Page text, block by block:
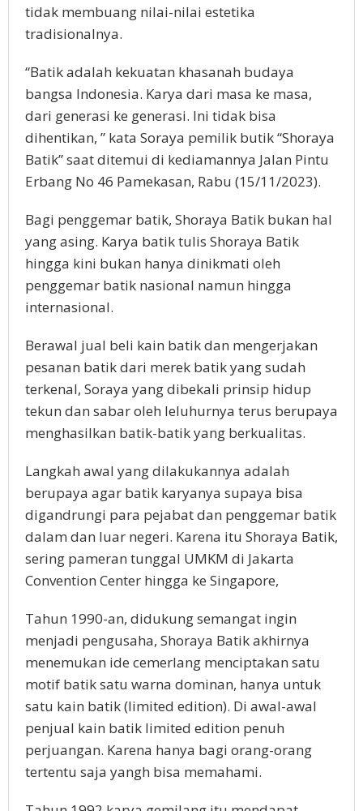
tidak membuang nilai-nilai estetika
tradisionalnya.
“Batik adalah kekuatan khasanah budaya
bangsa Indonesia. Karya dari masa ke masa,
dari generasi ke generasi. Ini tidak bisa
dihentikan, ” kata Soraya pemilik butik “Shoraya
Batik” saat ditemui di kediamannya Jalan Pintu
Erbang No 46 Pamekasan, Rabu (15/11/2023).
Bagi penggemar batik, Shoraya Batik bukan hal
yang asing. Karya batik tulis Shoraya Batik
hingga kini bukan hanya dinikmati oleh
penggemar batik nasional namun hingga
internasional.
Berawal jual beli kain batik dan mengerjakan
pesanan batik dari merek batik yang sudah
terkenal, Soraya yang dibekali prinsip hidup
tekun dan sabar oleh leluhurnya terus berupaya
menghasilkan batik-batik yang berkualitas.
Langkah awal yang dilakukannya adalah
berupaya agar batik karyanya supaya bisa
digandrungi para pejabat dan penggemar batik
dalam dan luar negeri. Karena itu Shoraya Batik,
sering pameran tunggal UMKM di Jakarta
Convention Center hingga ke Singapore,
Tahun 1990-an, didukung semangat ingin
menjadi pengusaha, Shoraya Batik akhirnya
menemukan ide cemerlang menciptakan satu
motif batik satu warna dominan, hanya untuk
satu kain batik (limited edition). Di awal-awal
penjual kain batik limited edition penuh
perjuangan. Karena hanya bagi orang-orang
tertentu saja yangh bisa memahami.